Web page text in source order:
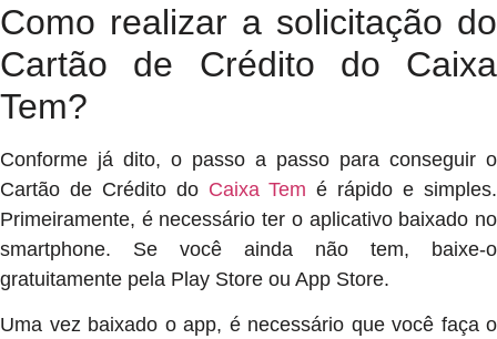
Como realizar a solicitação do
Cartão de Crédito do Caixa
Tem?
Conforme já dito, o passo a passo para conseguir o
Cartão de Crédito do Caixa Tem é rápido e simples.
Primeiramente, é necessário ter o aplicativo baixado no
smartphone. Se você ainda não tem, baixe-o
gratuitamente pela Play Store ou App Store.
Uma vez baixado o app, é necessário que você faça o